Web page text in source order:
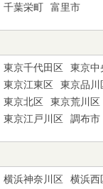
千葉栄町
富里市
東京千代田区 東京中
東京江東区
東京品川
東京北区
東京荒川区
東京江戸川区
調布市
横浜神奈川区 横浜西